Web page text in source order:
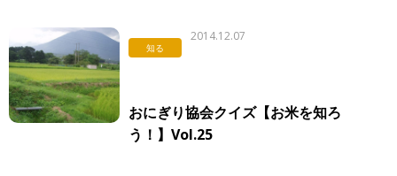
知る
2014.12.07
おにぎり協会クイズ【お米を知ろ
う！】Vol.25